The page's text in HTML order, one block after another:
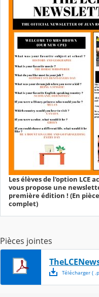
Les élèves de l'option LCE
vous propose une
première édition ! (En
complet)
Pièces jointes
Télécharger( .